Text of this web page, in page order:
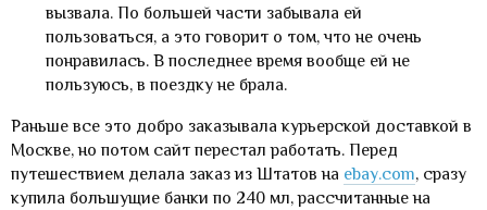
вызвала. По большей части забывала ей
пользоваться, а это говорит о том, что не очень
понравилась. В последнее время вообще ей не
пользуюсь, в поездку не брала.
Раньше все это добро заказывала курьерской доставкой в
Москве, но потом сайт перестал работать. Перед
путешествием делала заказ из Штатов на ebay.com, сразу
купила большущие банки по 240 мл, рассчитанные на